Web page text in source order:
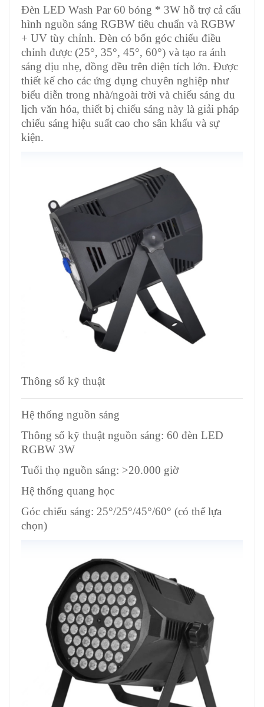
Đèn LED Wash Par 60 bóng * 3W hỗ trợ cả cấu
hình nguồn sáng RGBW tiêu chuẩn và RGBW
+ UV tùy chỉnh. Đèn có bốn góc chiếu điều
chỉnh được (25°, 35°, 45°, 60°) và tạo ra ánh
sáng dịu nhẹ, đồng đều trên diện tích lớn. Được
thiết kế cho các ứng dụng chuyên nghiệp như
biểu diễn trong nhà/ngoài trời và chiếu sáng du
lịch văn hóa, thiết bị chiếu sáng này là giải pháp
chiếu sáng hiệu suất cao cho sân khấu và sự
kiện.
Thông số kỹ thuật
Hệ thống nguồn sáng
Thông số kỹ thuật nguồn sáng: 60 đèn LED
RGBW 3W
Tuổi thọ nguồn sáng: >20.000 giờ
Hệ thống quang học
Góc chiếu sáng: 25°/25°/45°/60° (có thể lựa
chọn)